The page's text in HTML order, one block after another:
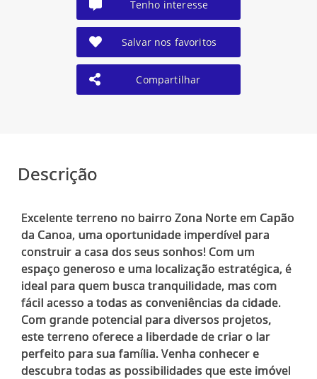
Tenho interesse
Salvar nos favoritos
Compartilhar
Descrição
Excelente terreno no bairro Zona Norte em Capão
da Canoa, uma oportunidade imperdível para
construir a casa dos seus sonhos! Com um
espaço generoso e uma localização estratégica, é
ideal para quem busca tranquilidade, mas com
fácil acesso a todas as conveniências da cidade.
Com grande potencial para diversos projetos,
este terreno oferece a liberdade de criar o lar
perfeito para sua família. Venha conhecer e
descubra todas as possibilidades que este imóvel